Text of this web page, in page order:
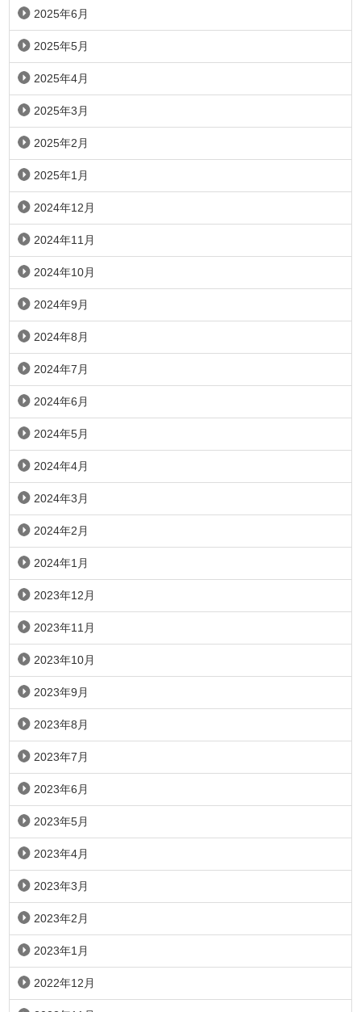
2025年6月
2025年5月
2025年4月
2025年3月
2025年2月
2025年1月
2024年12月
2024年11月
2024年10月
2024年9月
2024年8月
2024年7月
2024年6月
2024年5月
2024年4月
2024年3月
2024年2月
2024年1月
2023年12月
2023年11月
2023年10月
2023年9月
2023年8月
2023年7月
2023年6月
2023年5月
2023年4月
2023年3月
2023年2月
2023年1月
2022年12月